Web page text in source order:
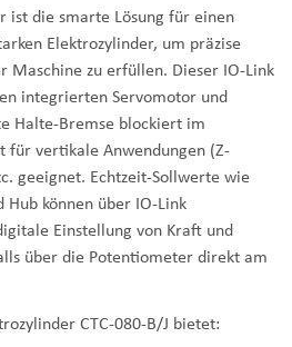
ist die smarte Lösung für einen
Elektrozylinder, um präzise
Maschine zu erfüllen. Dieser IO-Link
integrierten Servomotor und
Halte-Bremse blockiert im
für vertikale Anwendungen (Z-
geeignet. Echtzeit-Sollwerte wie
Hub können über IO-Link
Einstellung von Kraft und
über die Potentiometer direkt am
CTC-080-B/J bietet: